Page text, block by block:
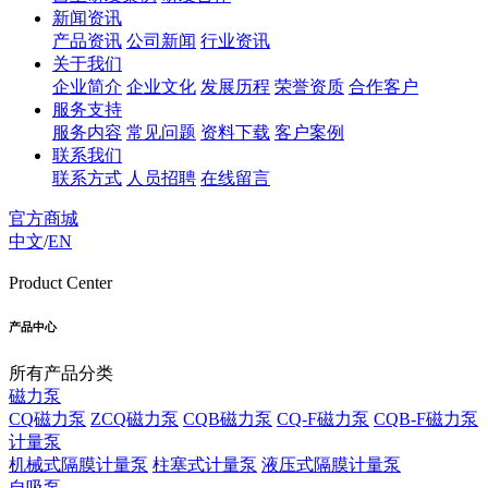
新闻资讯
产品资讯 公司新闻 行业资讯
关于我们
企业简介 企业文化 发展历程 荣誉资质 合作客户
服务支持
服务内容 常见问题 资料下载 客户案例
联系我们
联系方式 人员招聘 在线留言
官方商城
中文/EN
Product Center
产品中心
所有产品分类
磁力泵
CQ磁力泵 ZCQ磁力泵 CQB磁力泵 CQ-F磁力泵 CQB-F磁力泵
计量泵
机械式隔膜计量泵 柱塞式计量泵 液压式隔膜计量泵